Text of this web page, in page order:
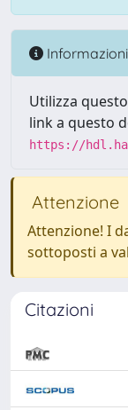
Informazioni
Utilizza
link a questo
https://
Attenzione
Attenzione! I
sottoposti a
Citazioni